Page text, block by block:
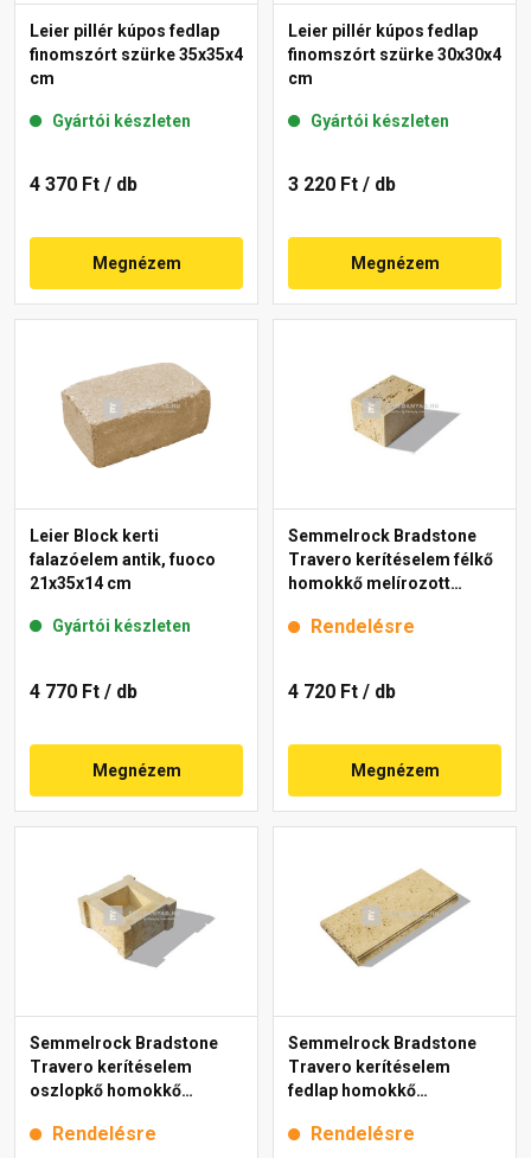
Leier pillér kúpos fedlap
finomszórt szürke 35x35x4
cm
Gyártói készleten
4 370 Ft / db
Megnézem
Leier pillér kúpos fedlap
finomszórt szürke 30x30x4
cm
Gyártói készleten
3 220 Ft / db
Megnézem
Leier Block kerti
falazóelem antik, fuoco
21x35x14 cm
Gyártói készleten
4 770 Ft / db
Megnézem
Semmelrock Bradstone
Travero kerítéselem félkő
homokkő melírozott
Rendelésre
4 720 Ft / db
Megnézem
Semmelrock Bradstone
Travero kerítéselem
oszlopkő homokkő
Rendelésre
Semmelrock Bradstone
Travero kerítéselem
fedlap homokkő
Rendelésre